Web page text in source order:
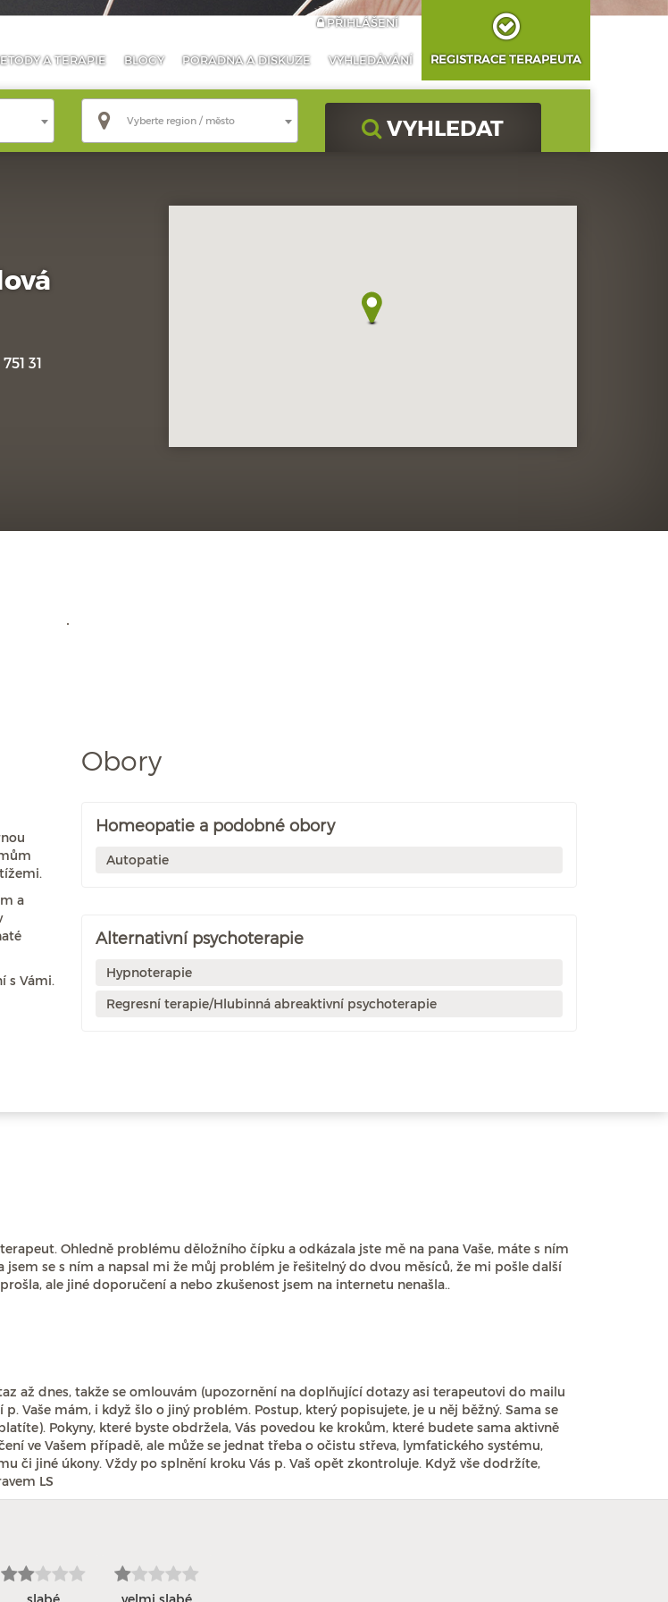
A TERAPIE BLOGY PORADNAA DISKUZE VYHLEDÁVÁNÍ
PŘIHLÁŠENÍ
REGISTRACE TERAPEUTA
Vyberte region / město VYHLEDAT
31
a
s Vámi.
Obory
Homeopatie a podobné obory
Autopatie
Alternativní psychoterapie
Hypnoterapie
Regresní terapie/Hlubinná abreaktivní psychoterapie
Ohledně problému děložního čípku a odkázala jste mě na pana Vaše, máte s ním
se s ním a napsal mi že můj problém je řešitelný do dvou měsíců, že mi pošle další
ale jiné doporučení a nebo zkušenost jsem na internetu nenašla..
až dnes, takže se omlouvám (upozornění na doplňující dotazy asi terapeutovi do mailu
Vaše mám, i když šlo o jiný problém. Postup, který popisujete, je u něj běžný. Sama se
Pokyny, které byste obdržela, Vás povedou ke krokům, které budete sama aktivně
ve Vašem případě, ale může se jednat třeba o očistu střeva, lymfatického systému,
či jiné úkony. Vždy po splnění kroku Vás p. Vaš opět zkontroluje. Když vše dodržíte,
LS
slabé velmi slabé